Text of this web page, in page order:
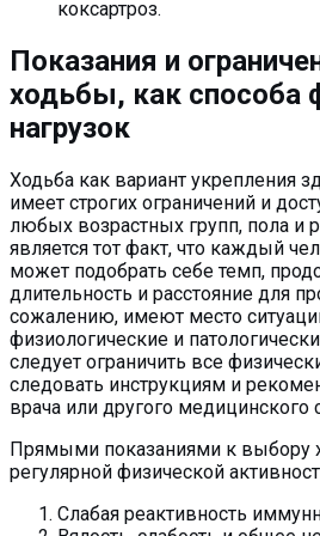
коксартроз.
Показания и
ходьбы, как способа
нагрузок
Ходьба как вариант укрепления
имеет строгих ограничений и
любых возрастных групп, пола и
является тот факт, что каждый
может подобрать себе темп,
длительность и расстояние для
сожалению, имеют место
физиологические и
следует ограничить все
следовать инструкциям и
врача или другого медицинского
Прямыми показаниями к выбору
регулярной физической
Слабая реактивность